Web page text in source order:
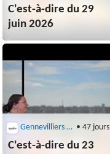
C'est-à-dire du 29
juin 2026
Gennevilliers (92230) • 47 jours
C'est-à-dire du 23